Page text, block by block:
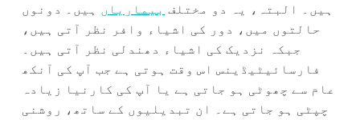
ہیں۔ البتہ، یہ دو مختلف بیماریاں ہیں۔ دونوں
حالتوں میں، دور کی اشیاء وافر نظر آتی ہیں،
جبکہ نزدیک کی اشیاء دھندلی نظر آتی ہیں۔
فارسائیٹیڈینس اس وقت ہوتی ہے جب آپ کی آنکھ
عام سے چھوٹی ہو جاتی ہے یا آپ کی کارنیا زیادہ
چپٹی ہو جاتی ہے۔ ان تبدیلیوں کے ساتھ، روشنی